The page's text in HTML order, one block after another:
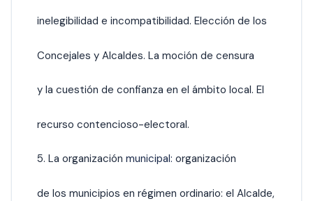
inelegibilidad e incompatibilidad. Elección de los
Concejales y Alcaldes. La moción de censura
y la cuestión de confianza en el ámbito local. El
recurso contencioso-electoral.
5. La organización municipal: organización
de los municipios en régimen ordinario: el Alcalde,